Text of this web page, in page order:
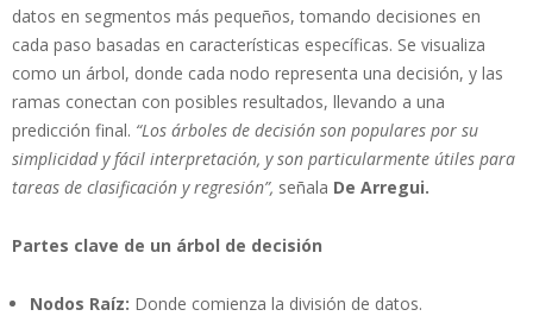
datos en segmentos más pequeños, tomando decisiones en
cada paso basadas en características específicas. Se visualiza
como un árbol, donde cada nodo representa una decisión, y las
ramas conectan con posibles resultados, llevando a una
predicción final. “Los árboles de decisión son populares por su
simplicidad y fácil interpretación, y son particularmente útiles para
tareas de clasificación y regresión”, señala De Arregui.
Partes clave de un árbol de decisión
Nodos Raíz: Donde comienza la división de datos.